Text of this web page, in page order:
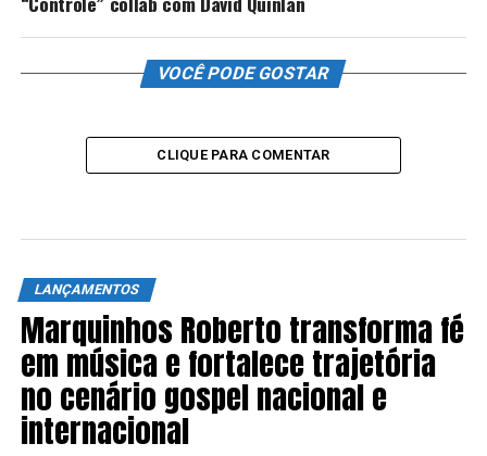
VOCÊ PODE GOSTAR
CLIQUE PARA COMENTAR
LANÇAMENTOS
Marquinhos Roberto transforma fé
em música e fortalece trajetória
no cenário gospel nacional e
internacional